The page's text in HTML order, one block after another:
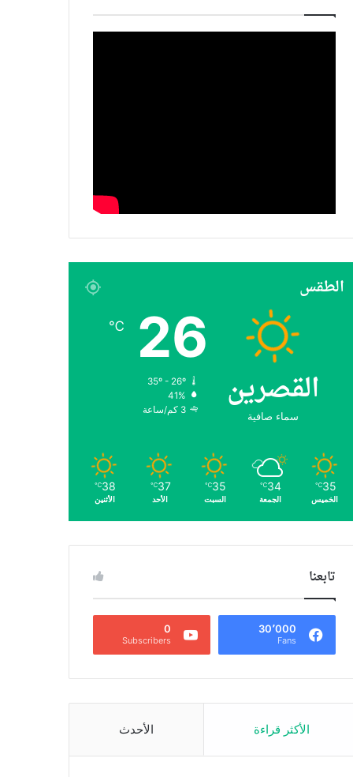
الطقس
القصرين
سماء صافية
26
℃
35º - 26º
41%
3 كم/ساعة
35
℃
الخميس
34
℃
الجمعة
35
℃
السبت
37
℃
الأحد
38
℃
الأثنين
تابعنا
30٬000
Fans
0
Subscribers
الأكثر قراءة الأحدث